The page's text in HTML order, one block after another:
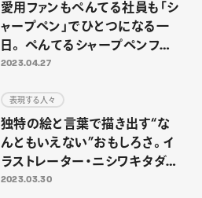
愛用ファンもぺんてる社員も「シ
ャープペン」でひとつになる一
日。 ぺんてるシャープペンファ
ンミーティング2023をレポート！
2023.04.27
表現する人々
独特の絵と言葉で描き出す“な
んともいえない”おもしろさ。イ
ラストレーター・ニシワキタダシ
さん
2023.03.30